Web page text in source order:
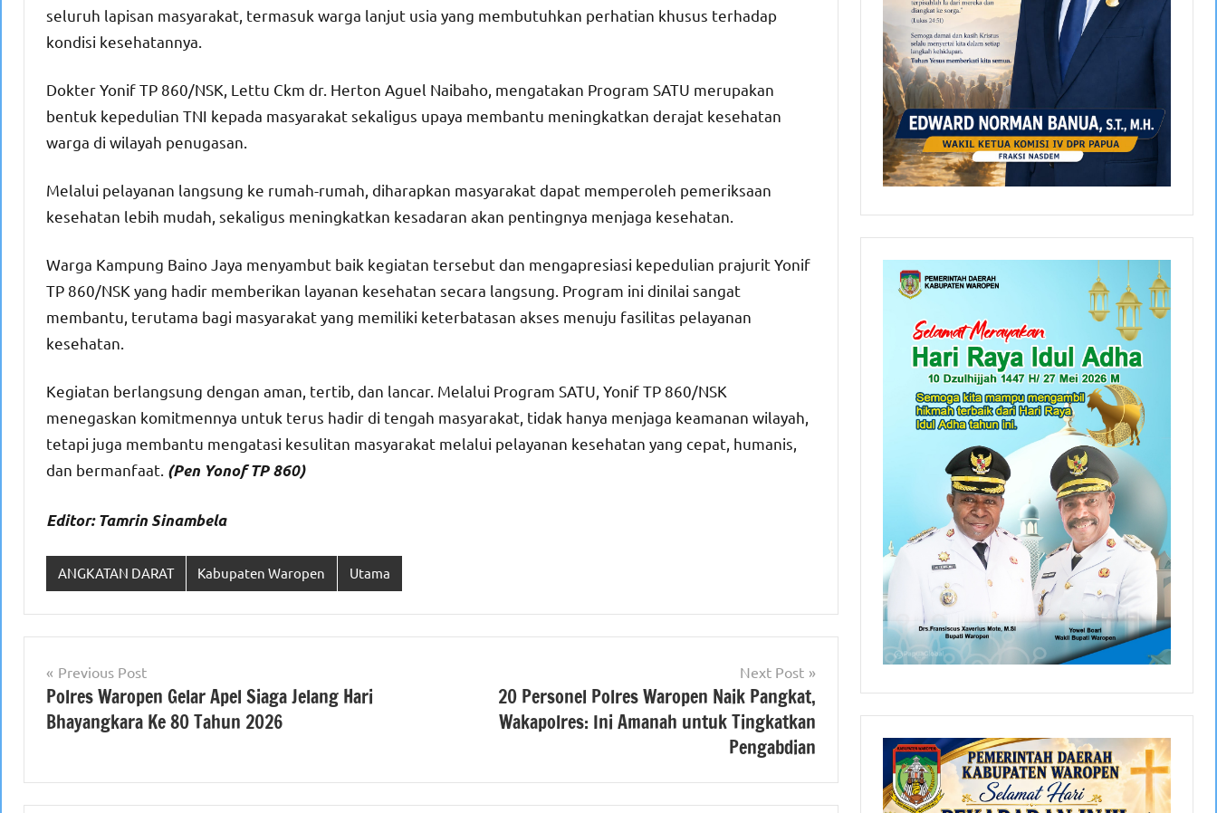
seluruh lapisan masyarakat, termasuk warga lanjut usia yang membutuhkan perhatian khusus terhadap
kondisi kesehatannya.
Dokter Yonif TP 860/NSK, Lettu Ckm dr. Herton Aguel Naibaho, mengatakan Program SATU merupakan
bentuk kepedulian TNI kepada masyarakat sekaligus upaya membantu meningkatkan derajat kesehatan
warga di wilayah penugasan.
Melalui pelayanan langsung ke rumah-rumah, diharapkan masyarakat dapat memperoleh pemeriksaan
kesehatan lebih mudah, sekaligus meningkatkan kesadaran akan pentingnya menjaga kesehatan.
Warga Kampung Baino Jaya menyambut baik kegiatan tersebut dan mengapresiasi kepedulian prajurit Yonif
TP 860/NSK yang hadir memberikan layanan kesehatan secara langsung. Program ini dinilai sangat
membantu, terutama bagi masyarakat yang memiliki keterbatasan akses menuju fasilitas pelayanan
kesehatan.
Kegiatan berlangsung dengan aman, tertib, dan lancar. Melalui Program SATU, Yonif TP 860/NSK
menegaskan komitmennya untuk terus hadir di tengah masyarakat, tidak hanya menjaga keamanan wilayah,
tetapi juga membantu mengatasi kesulitan masyarakat melalui pelayanan kesehatan yang cepat, humanis,
dan bermanfaat. (Pen Yonof TP 860)
Editor: Tamrin Sinambela
ANGKATAN DARAT Kabupaten Waropen Utama
Navigasi
pos
Previous Post
Polres Waropen Gelar Apel Siaga Jelang Hari
Bhayangkara Ke 80 Tahun 2026
Next Post
20 Personel Polres Waropen Naik Pangkat,
Wakapolres: Ini Amanah untuk Tingkatkan
Pengabdian